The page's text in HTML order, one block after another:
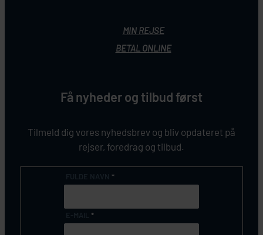
MIN REJSE
BETAL ONLINE
Få nyheder og tilbud først
Tilmeld dig vores nyhedsbrev og bliv opdateret på
rejser, foredrag og tilbud.
*
*